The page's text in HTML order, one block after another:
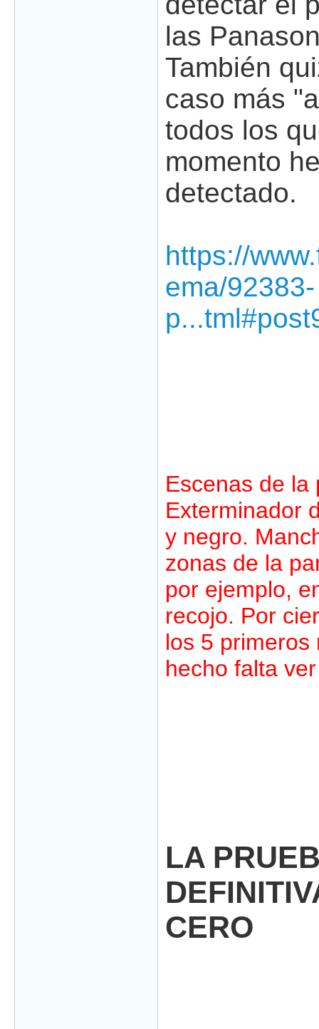
las
También
caso más
todos los
momento
detectado.
https://
ema/92383-
Escenas de la
Exterminador
y negro.
zonas de la
por ejemplo,
recojo. Por
los 5 primeros
hecho falta
LA
CERO